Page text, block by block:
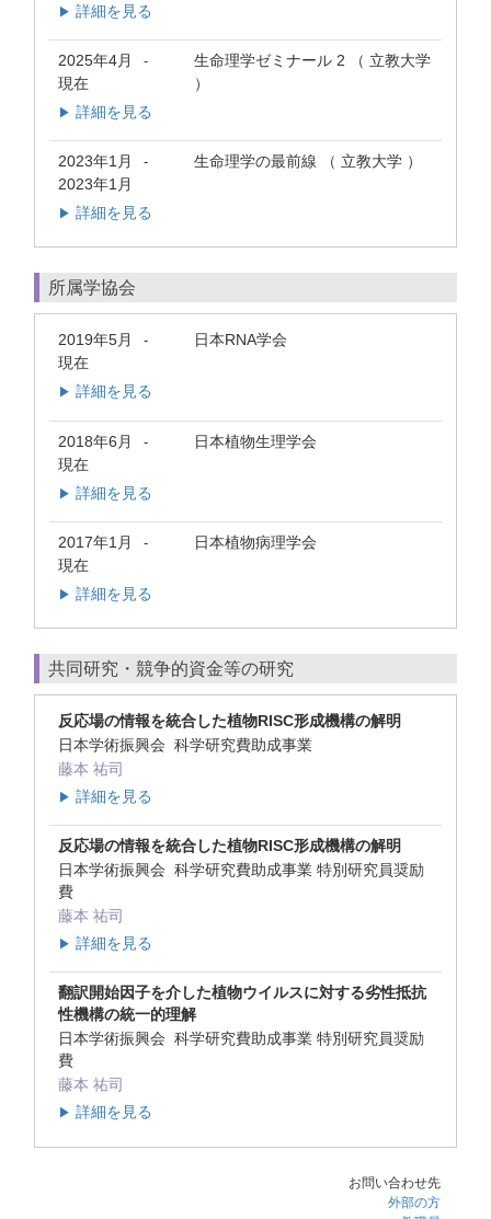
▶ 詳細を見る
2025年4月 -
現在
生命理学ゼミナール 2 （ 立教大学
）
▶ 詳細を見る
2023年1月 -
2023年1月
生命理学の最前線 （ 立教大学 ）
▶ 詳細を見る
所属学協会
2019年5月 -
現在
日本RNA学会
▶ 詳細を見る
2018年6月 -
現在
日本植物生理学会
▶ 詳細を見る
2017年1月 -
現在
日本植物病理学会
▶ 詳細を見る
共同研究・競争的資金等の研究
反応場の情報を統合した植物RISC形成機構の解明
日本学術振興会 科学研究費助成事業
藤本 祐司
▶ 詳細を見る
反応場の情報を統合した植物RISC形成機構の解明
日本学術振興会 科学研究費助成事業 特別研究員奨励
費
藤本 祐司
▶ 詳細を見る
翻訳開始因子を介した植物ウイルスに対する劣性抵抗
性機構の統一的理解
日本学術振興会 科学研究費助成事業 特別研究員奨励
費
藤本 祐司
▶ 詳細を見る
お問い合わせ先
外部の方